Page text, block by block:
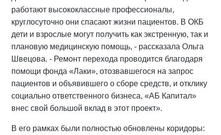
работают высококлассные профессионалы,
круглосуточно они спасают жизни пациентов. В ОКБ
дети и взрослые могут получить как экстренную, так и
плановую медицинскую помощь, - рассказала Ольга
Швецова. - Ремонт перехода проводится благодаря
помощи фонда «Лаки», отозвавшегося на запрос
пациентов и объявившего о сборе средств, и отклику
социально ответственного бизнеса, «АБ Капитал»
внес свой большой вклад в этот проект».
В его рамках были полностью обновлены коридоры: